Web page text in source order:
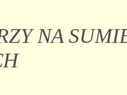
NA